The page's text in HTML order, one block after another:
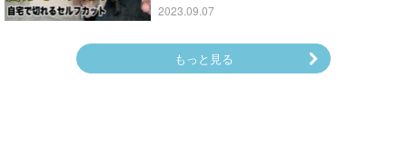
2023.09.07
もっと見る